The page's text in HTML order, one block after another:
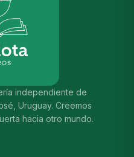
independiente de
Uruguay. Creemos
hacia otro mundo.